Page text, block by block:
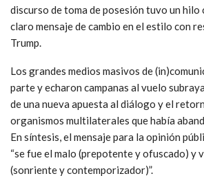
discurso de toma de posesión tuvo un hilo
claro mensaje de cambio en el estilo con
Trump.
Los grandes medios masivos de
parte y echaron campanas al vuelo
de una nueva apuesta al diálogo y el
organismos multilaterales que había
En síntesis, el mensaje para la opinión
“se fue el malo (prepotente y ofuscado) y
(sonriente y contemporizador)”.